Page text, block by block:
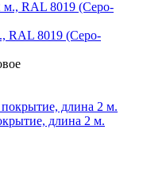
RAL 8019 (Серо-
длина 2 м.